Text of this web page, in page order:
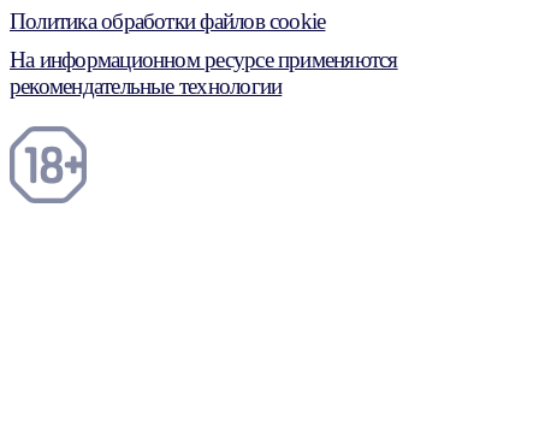
Политика обработки файлов cookie
На информационном ресурсе применяются
рекомендательные технологии